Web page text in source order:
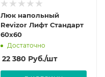
Люк напольный
Revizor Лифт Стандарт
60x60
Достаточно
22 380 Руб./шт